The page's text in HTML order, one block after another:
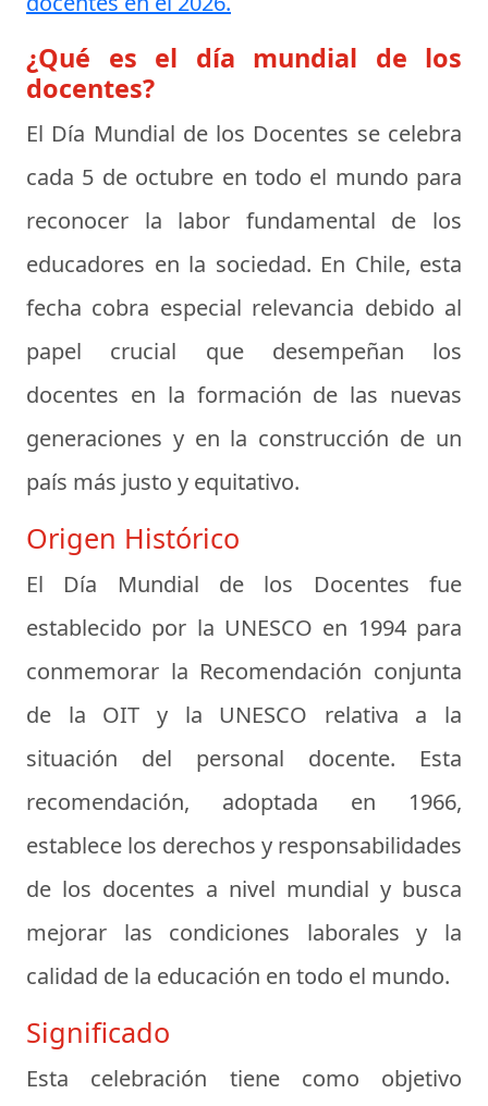
¿Qué es el día mundial de los
docentes?
El Día Mundial de los Docentes se celebra
cada 5 de octubre en todo el mundo para
reconocer la labor fundamental de los
educadores en la sociedad. En Chile, esta
fecha cobra especial relevancia debido al
papel crucial que desempeñan los
docentes en la formación de las nuevas
generaciones y en la construcción de un
país más justo y equitativo.
Origen Histórico
El Día Mundial de los Docentes fue
establecido por la UNESCO en 1994 para
conmemorar la Recomendación conjunta
de la OIT y la UNESCO relativa a la
situación del personal docente. Esta
recomendación, adoptada en 1966,
establece los derechos y responsabilidades
de los docentes a nivel mundial y busca
mejorar las condiciones laborales y la
calidad de la educación en todo el mundo.
Significado
Esta celebración tiene como objetivo